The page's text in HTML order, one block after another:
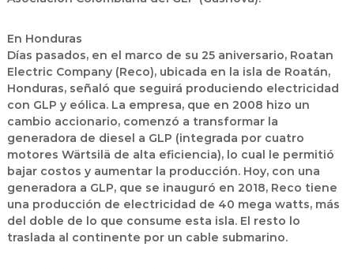
En Honduras
Días pasados, en el marco de su 25 aniversario, Roatan
Electric Company (Reco), ubicada en la isla de Roatán,
Honduras, señaló que seguirá produciendo electricidad
con GLP y eólica. La empresa, que en 2008 hizo un
cambio accionario, comenzó a transformar la
generadora de diesel a GLP (integrada por cuatro
motores Wärtsilä de alta eficiencia), lo cual le permitió
bajar costos y aumentar la producción. Hoy, con una
generadora a GLP, que se inauguró en 2018, Reco tiene
una producción de electricidad de 40 mega watts, más
del doble de lo que consume esta isla. El resto lo
traslada al continente por un cable submarino.